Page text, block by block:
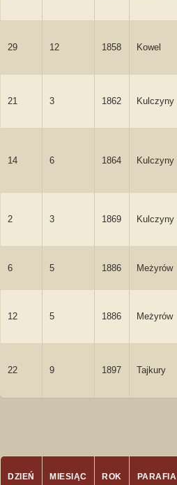
29 12 1858 Kowel
21 3 1862 Kulczyny
14 6 1864 Kulczyny
2 3 1869 Kulczyny
6 5 1886 Meżyrów
12 5 1886 Meżyrów
22 9 1897 Tajkury
DZIEŃ MIESIĄC ROK PARAFIA